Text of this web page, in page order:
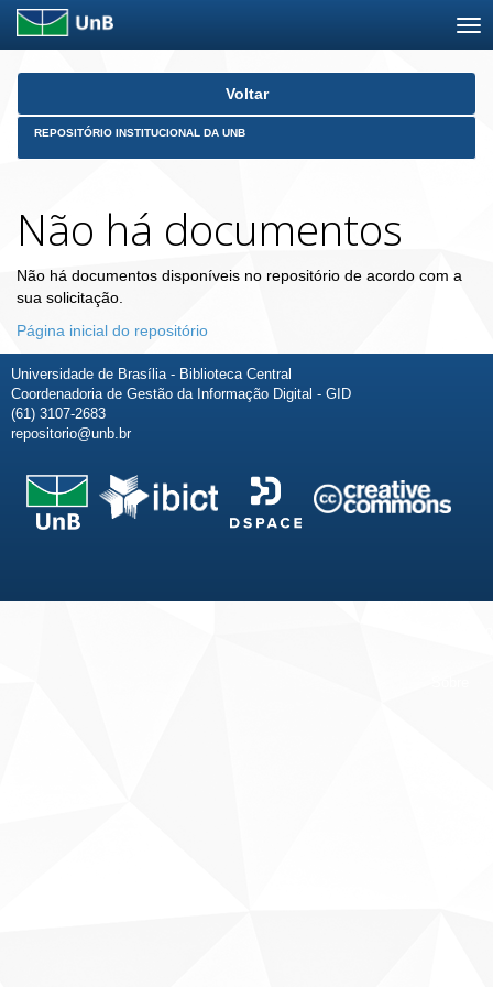
Skip
Voltar
REPOSITÓRIO INSTITUCIONAL DA UNB
Não há documentos
Não há documentos disponíveis no repositório de acordo com a
sua solicitação.
Página inicial do repositório
Universidade de Brasília - Biblioteca Central
Coordenadoria de Gestão da Informação Digital - GID
(61) 3107-2683
repositorio@unb.br